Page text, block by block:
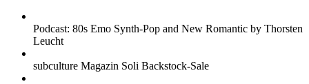
Podcast: 80s Emo Synth-Pop and New Romantic by Thorsten
Leucht
subculture Magazin Soli Backstock-Sale